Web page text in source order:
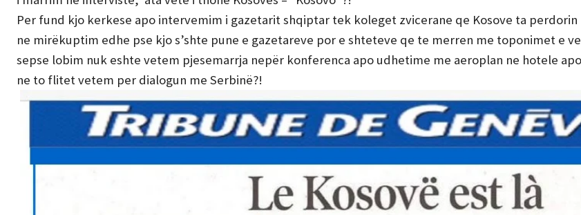
Per fund kjo kerkese apo intervemim i gazetarit shqiptar tek koleget zvicerane qe Kosove ta perdorin
ne mirëkuptim edhe pse kjo s’shte pune e gazetareve por e shteteve qe te merren me toponimet e
sepse lobim nuk eshte vetem pjesemarrja nepër konferenca apo udhetime me aeroplan ne hotele
ne to flitet vetem per dialogun me Serbinë?!